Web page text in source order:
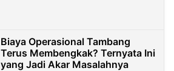
Biaya Operasional Tambang
Terus Membengkak? Ternyata Ini
yang Jadi Akar Masalahnya